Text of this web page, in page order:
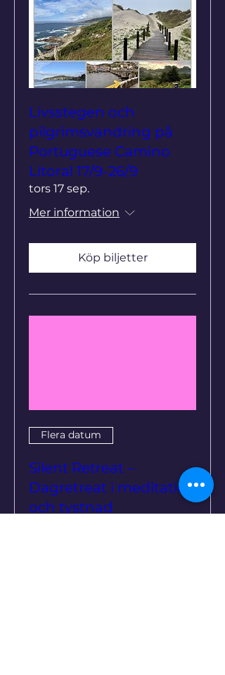
Livsstegen och
pilgrimsvandring på
Portuguese Camino
Litoral 17/9-26/9
tors 17 sep.
Mer information
Köp biljetter
Flera datum
Silent Retreat –
Dagretreat i meditation
och tystnad